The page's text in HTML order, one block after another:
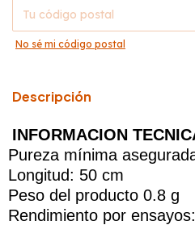
No sé mi código postal
Descripción
INFORMACION
Pureza mínima
Longitud: 50 cm
Peso del producto 0.8 g
Rendimiento por